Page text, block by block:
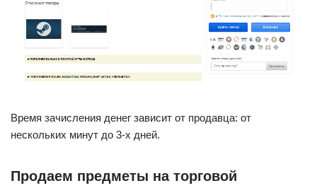
Время зачисления денег зависит от продавца: от
нескольких минут до 3-х дней.
Продаем предметы на торговой